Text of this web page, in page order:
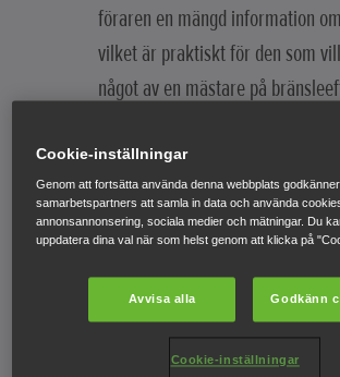
föraren en mängd information
vilket är praktiskt för den som
något av en mästare på
TILLBAKA TILL BLOGGEN
Cookie-inställningar
Genom att fortsätta använda denna webbplats
samarbetspartners att samla in data och använda
annonsannonsering, sociala medier och mätningar. Du
uppdatera dina val när som helst genom att klicka på
Avvisa alla Godkänn
Cookie-inställningar